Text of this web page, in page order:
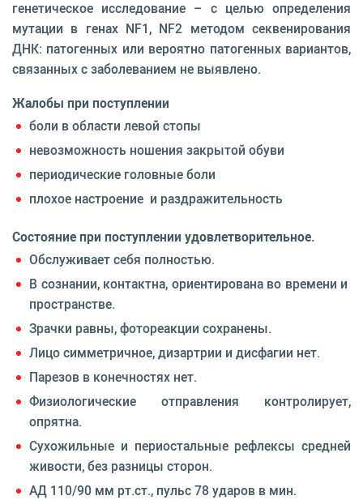
генетическое исследование – с целью определения
мутации в генах NF1, NF2 методом секвенирования
ДНК: патогенных или вероятно патогенных вариантов,
связанных с заболеванием не выявлено.
Жалобы при поступлении
боли в области левой стопы
невозможность ношения закрытой обуви
периодические головные боли
плохое настроение и раздражительность
Состояние при поступлении удовлетворительное.
Обслуживает себя полностью.
В сознании, контактна, ориентирована во времени и
пространстве.
Зрачки равны, фотореакции сохранены.
Лицо симметричное, дизартрии и дисфагии нет.
Парезов в конечностях нет.
Физиологические отправления контролирует,
опрятна.
Сухожильные и периостальные рефлексы средней
живости, без разницы сторон.
АД 110/90 мм рт.ст., пульс 78 ударов в мин.